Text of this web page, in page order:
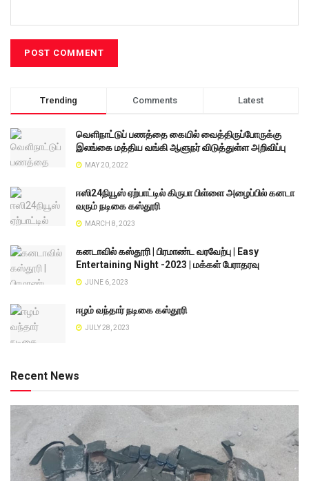
Trending Comments Latest
வெளிநாட்டுப் பணத்தை கையில் வைத்திருப்போருக்கு
இலங்கை மத்திய வங்கி ஆளுநர் விடுத்துள்ள அறிவிப்பு
MAY 20, 2022
ஈஸி24நியூஸ் ஏற்பாட்டில் கிருபா பிள்ளை அழைப்பில் கனடா
வரும் நடிகை கஸ்தூரி
MARCH 8, 2023
கனடாவில் கஸ்தூரி | பிரமாண்ட வரவேற்பு | Easy
Entertaining Night -2023 | மக்கள் பேராதரவு
JUNE 6, 2023
ஈழம் வந்தார் நடிகை கஸ்தூரி
JULY 28, 2023
Recent News